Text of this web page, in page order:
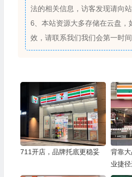
法的相关信息，访客发现请向
6、本站资源大多存储在云盘，
效，请联系我们我们会第一时间
711开店，品牌托底更稳妥
背靠
业捷